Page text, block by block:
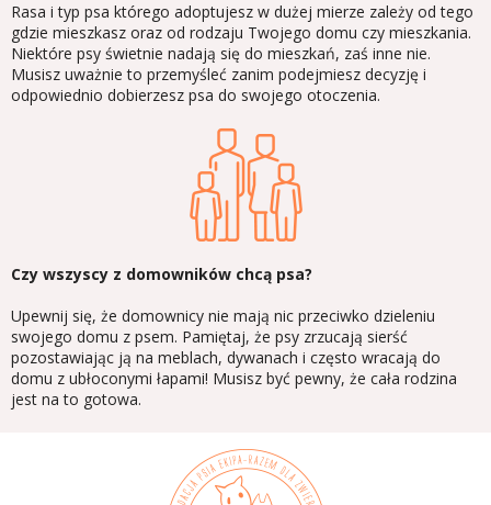
Rasa i typ psa którego adoptujesz w dużej mierze zależy od tego
gdzie mieszkasz oraz od rodzaju Twojego domu czy mieszkania.
Niektóre psy świetnie nadają się do mieszkań, zaś inne nie.
Musisz uważnie to przemyśleć zanim podejmiesz decyzję i
odpowiednio dobierzesz psa do swojego otoczenia.
Czy wszyscy z domowników chcą psa?
Upewnij się, że domownicy nie mają nic przeciwko dzieleniu
swojego domu z psem. Pamiętaj, że psy zrzucają sierść
pozostawiając ją na meblach, dywanach i często wracają do
domu z ubłoconymi łapami! Musisz być pewny, że cała rodzina
jest na to gotowa.